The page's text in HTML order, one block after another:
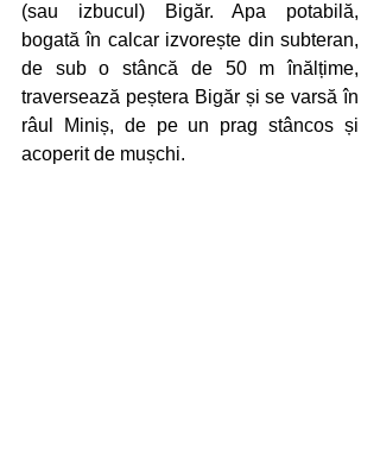
(sau izbucul) Bigăr. Apa potabilă,
bogată în calcar izvorește din subteran,
de sub o stâncă de 50 m înălțime,
traversează peștera Bigăr și se varsă în
râul Miniș, de pe un prag stâncos și
acoperit de mușchi.